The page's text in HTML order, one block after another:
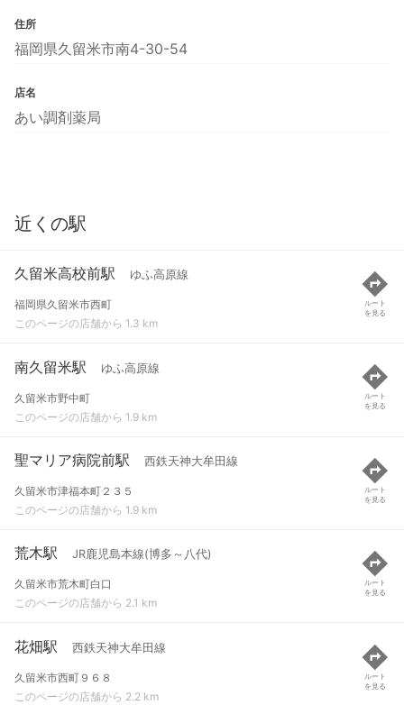
住所
福岡県久留米市南4-30-54
店名
あい調剤薬局
近くの駅
久留米高校前駅 ゆふ高原線
福岡県久留米市西町
このページの店舗から 1.3 km
ルート
を見る
南久留米駅 ゆふ高原線
久留米市野中町
このページの店舗から 1.9 km
ルート
を見る
聖マリア病院前駅 西鉄天神大牟田線
久留米市津福本町２３５
このページの店舗から 1.9 km
ルート
を見る
荒木駅 JR鹿児島本線(博多～八代)
久留米市荒木町白口
このページの店舗から 2.1 km
ルート
を見る
花畑駅 西鉄天神大牟田線
久留米市西町９６８
このページの店舗から 2.2 km
ルート
を見る